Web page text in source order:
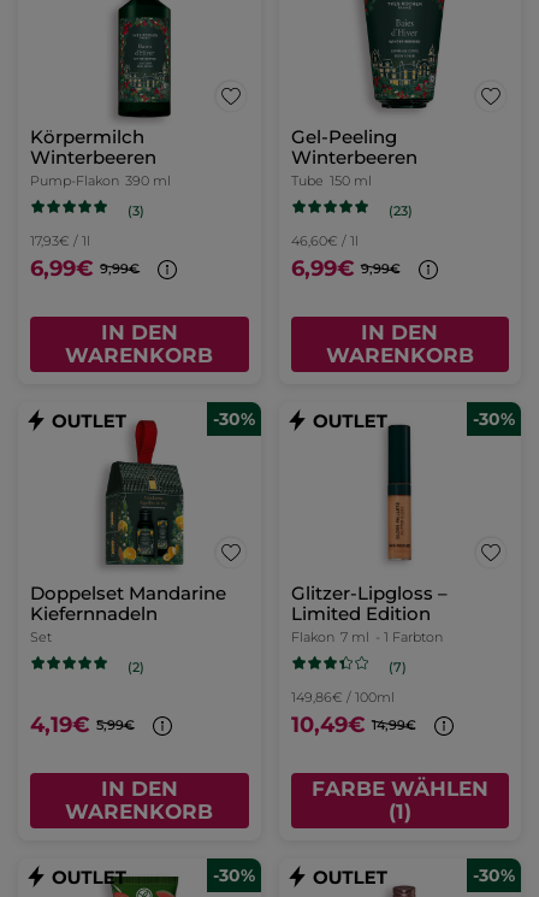
Körpermilch
Winterbeeren
Pump-Flakon 390 ml
(3)
17,93€ / 1l
6,99€ 9,99€
IN DEN
WARENKORB
Gel-Peeling
Winterbeeren
Tube 150 ml
(23)
46,60€ / 1l
6,99€ 9,99€
IN DEN
WARENKORB
-30%
Doppelset Mandarine
Kiefernnadeln
Set
(2)
4,19€ 5,99€
IN DEN
WARENKORB
-30%
Glitzer-Lipgloss –
Limited Edition
Flakon 7 ml - 1 Farbton
(7)
149,86€ / 100ml
10,49€ 14,99€
FARBE WÄHLEN
(1)
-30% -30%